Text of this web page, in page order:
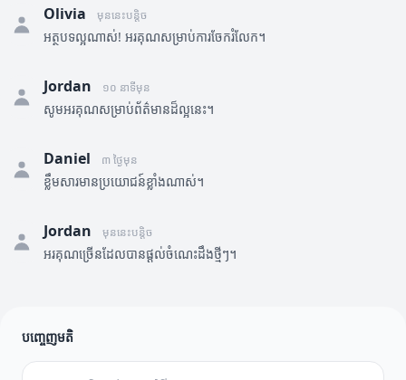
Olivia មុននេះបន្តិច
អត្ថបទល្អណាស់! អរគុណសម្រាប់ការចែករំលែក។
Jordan ១០ នាទីមុន
សូមអរគុណសម្រាប់ព័ត៌មានដ៏ល្អនេះ។
Daniel ៣ ថ្ងៃមុន
ខ្លឹមសារមានប្រយោជន៍ខ្លាំងណាស់។
Jordan មុននេះបន្តិច
អរគុណច្រើនដែលបានផ្តល់ចំណេះដឹងថ្មីៗ។
បញ្ចេញមតិ